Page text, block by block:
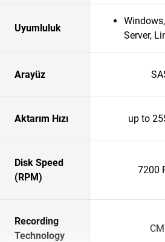
Uyumluluk
Server,
Arayüz
Aktarım Hızı up to
Disk Speed
(RPM)
7200
Recording
Technology